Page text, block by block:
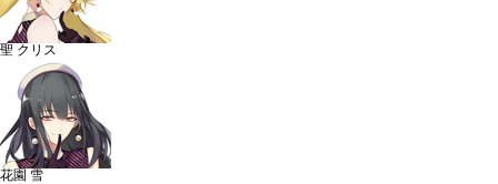
聖 クリス
花園 雪